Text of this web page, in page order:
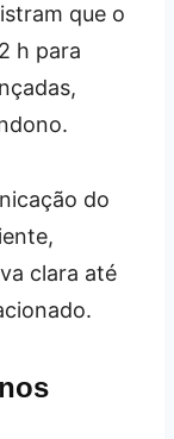
que o
h para
do
clara até